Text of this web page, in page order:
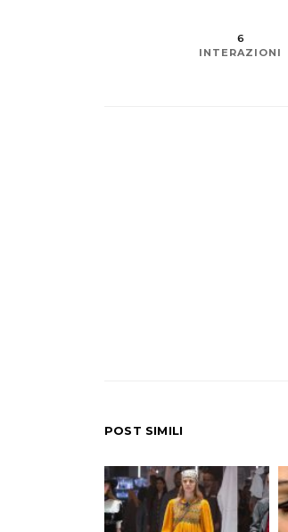
6
INTERAZIONI
POST SIMILI